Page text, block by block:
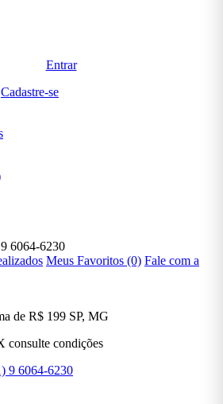
Entrar
Cadastre-se
6064-6230
Meus Favoritos (0) Fale com a
de R$ 199 SP, MG
consulte condições
9 6064-6230